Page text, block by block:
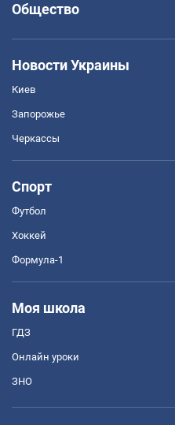
Общество
Новости Украины
Киев
Запорожье
Черкассы
Спорт
Футбол
Хоккей
Формула-1
Моя школа
ГДЗ
Онлайн уроки
ЗНО